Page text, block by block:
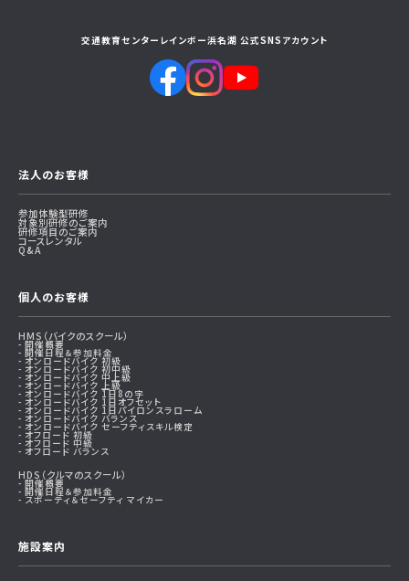
交通教育センターレインボー浜名湖 公式SNSアカウント
法人のお客様
参加体験型研修
対象別研修のご案内
研修項目のご案内
コースレンタル
Q&A
個人のお客様
HMS（バイクのスクール）
開催概要
開催日程＆参加料金
オンロードバイク 初級
オンロードバイク 初中級
オンロードバイク 中上級
オンロードバイク 上級
オンロードバイク 1日8の字
オンロードバイク 1日オフセット
オンロードバイク 1日パイロンスラローム
オンロードバイク バランス
オンロードバイク セーフティスキル検定
オフロード 初級
オフロード 中級
オフロード バランス
HDS（クルマのスクール）
開催概要
開催日程＆参加料金
スポーティ＆セーフティ マイカー
施設案内